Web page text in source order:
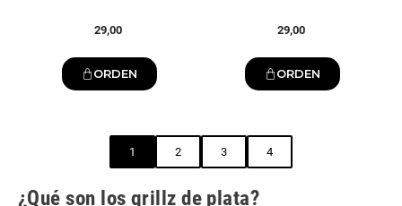
29,00
ORDEN
29,00
ORDEN
1 2 3 4
¿Qué son los grillz de plata?
BIENVENIDO